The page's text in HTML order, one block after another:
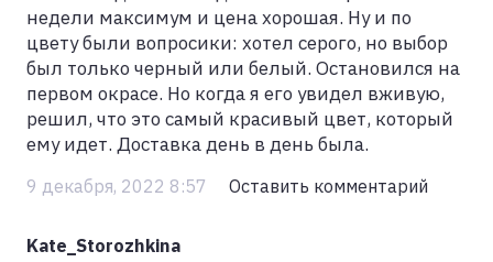
недели максимум и цена хорошая. Ну и по
цвету были вопросики: хотел серого, но выбор
был только черный или белый. Остановился на
первом окрасе. Но когда я его увидел вживую,
решил, что это самый красивый цвет, который
ему идет. Доставка день в день была.
9 декабря, 2022 8:57 Оставить комментарий
Kate_Storozhkina